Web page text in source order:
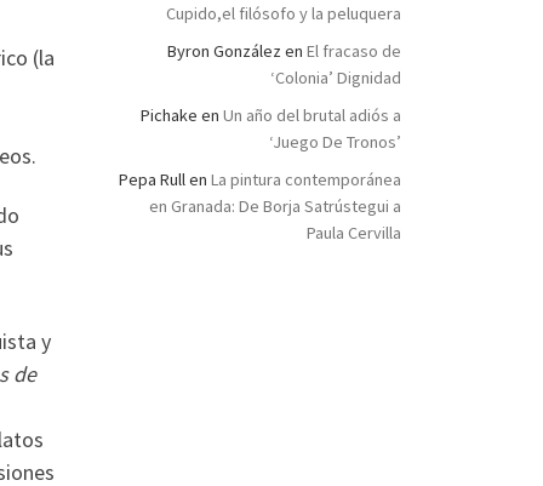
(la
y
de
Cupido,el filósofo y la peluquera
Byron González en El fracaso de
‘Colonia’ Dignidad
Pichake en Un año del brutal adiós a
‘Juego De Tronos’
Pepa Rullen La pintura contemporánea
en Granada: De Borja Satrústegui a
Paula Cervilla